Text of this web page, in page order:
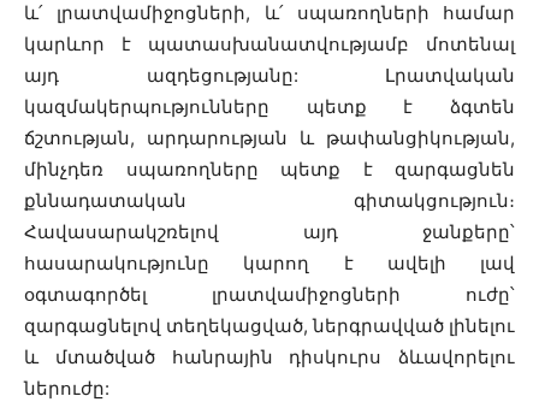
և՛ լրատվամիջոցների, և՛ սպառողների համար
կարևոր է պատասխանատվությամբ մոտենալ
այդ ազդեցությանը: Լրատվական
կազմակերպությունները պետք է ձգտեն
ճշտության, արդարության և թափանցիկության,
մինչդեռ սպառողները պետք է զարգացնեն
քննադատական ​​գիտակցություն։
Հավասարակշռելով այդ ջանքերը՝
հասարակությունը կարող է ավելի լավ
օգտագործել լրատվամիջոցների ուժը՝
զարգացնելով տեղեկացված, ներգրավված լինելու
և մտածված հանրային դիսկուրս ձևավորելու
ներուժը: